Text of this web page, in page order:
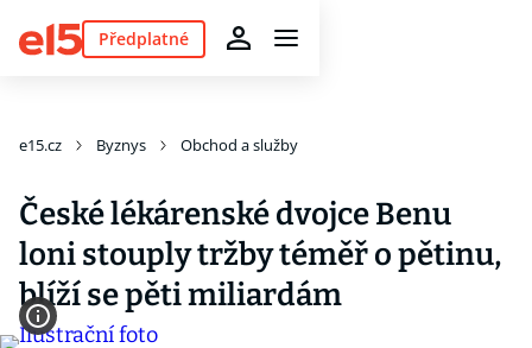
Předplatné
e15.cz Byznys Obchod a služby
České lékárenské dvojce Benu
loni stouply tržby téměř o pětinu,
blíží se pěti miliardám